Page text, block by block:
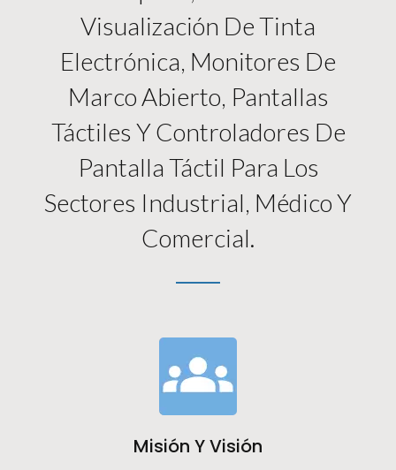
Visualización De Tinta
Electrónica, Monitores De
Marco Abierto, Pantallas
Táctiles Y Controladores De
Pantalla Táctil Para Los
Sectores Industrial, Médico Y
Comercial.
Misión Y Visión